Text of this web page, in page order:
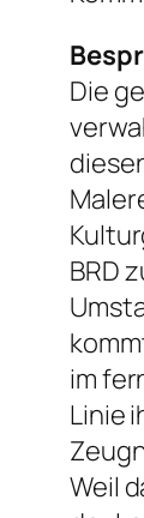
Die
BRD
im
Linie
Weil